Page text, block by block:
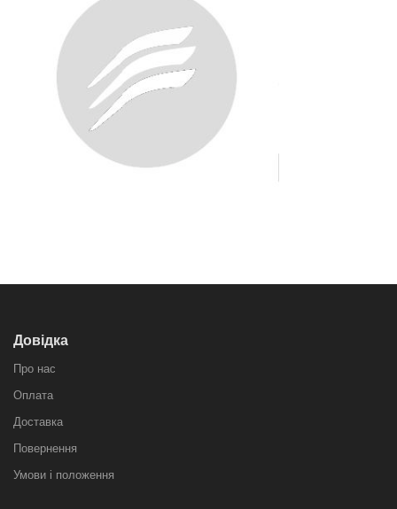
Довідка
Про нас
Оплата
Доставка
Повернення
Умови і положення